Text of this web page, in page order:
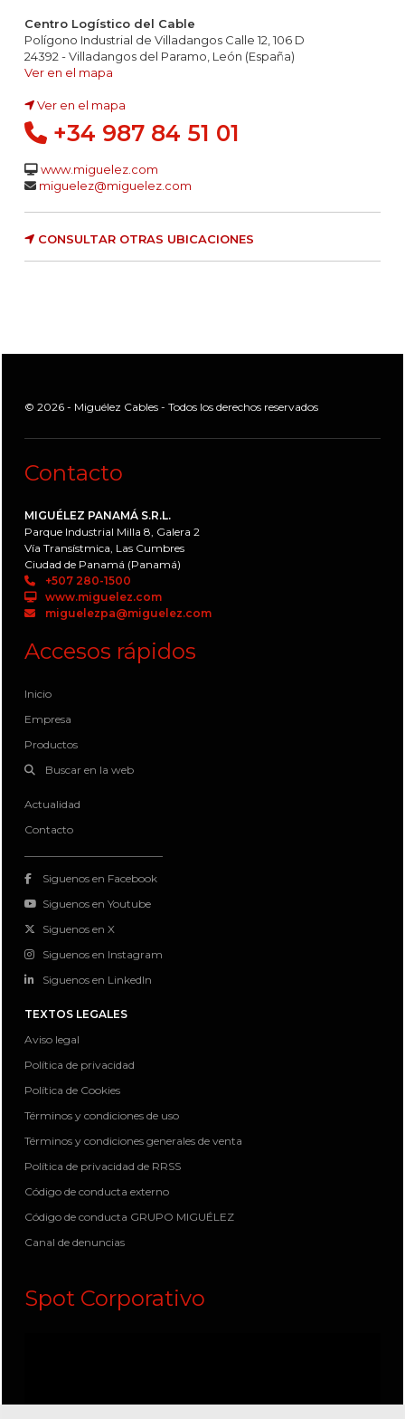
Centro Logístico del Cable
Polígono Industrial de Villadangos Calle 12, 106 D
24392 - Villadangos del Paramo, León (España)
Ver en el mapa
Ver en el mapa
+34 987 84 51 01
www.miguelez.com
miguelez@miguelez.com
CONSULTAR OTRAS UBICACIONES
© 2026 - Miguélez Cables - Todos los derechos reservados
Contacto
MIGUÉLEZ PANAMÁ S.R.L.
Parque Industrial Milla 8, Galera 2
Vía Transístmica, Las Cumbres
Ciudad de Panamá (Panamá)
+507 280-1500
www.miguelez.com
miguelezpa@miguelez.com
Accesos rápidos
Inicio
Empresa
Productos
Buscar en la web
Actualidad
Contacto
Siguenos en Facebook
Siguenos en Youtube
Siguenos en X
Siguenos en Instagram
Siguenos en LinkedIn
TEXTOS LEGALES
Aviso legal
Política de privacidad
Política de Cookies
Términos y condiciones de uso
Términos y condiciones generales de venta
Política de privacidad de RRSS
Código de conducta externo
Código de conducta GRUPO MIGUÉLEZ
Canal de denuncias
Spot Corporativo